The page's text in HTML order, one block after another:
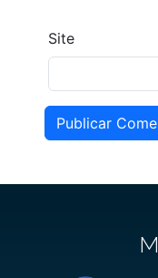
Site
Publicar